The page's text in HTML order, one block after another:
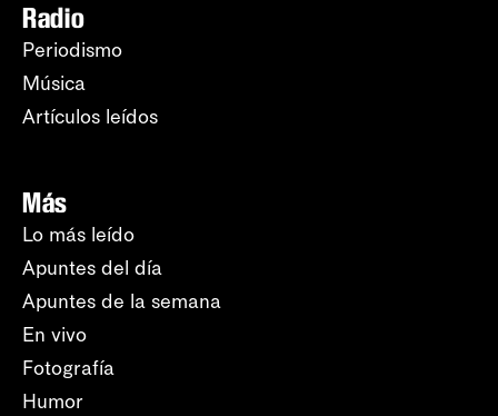
Radio
Periodismo
Música
Artículos leídos
Más
Lo más leído
Apuntes del día
Apuntes de la semana
En vivo
Fotografía
Humor